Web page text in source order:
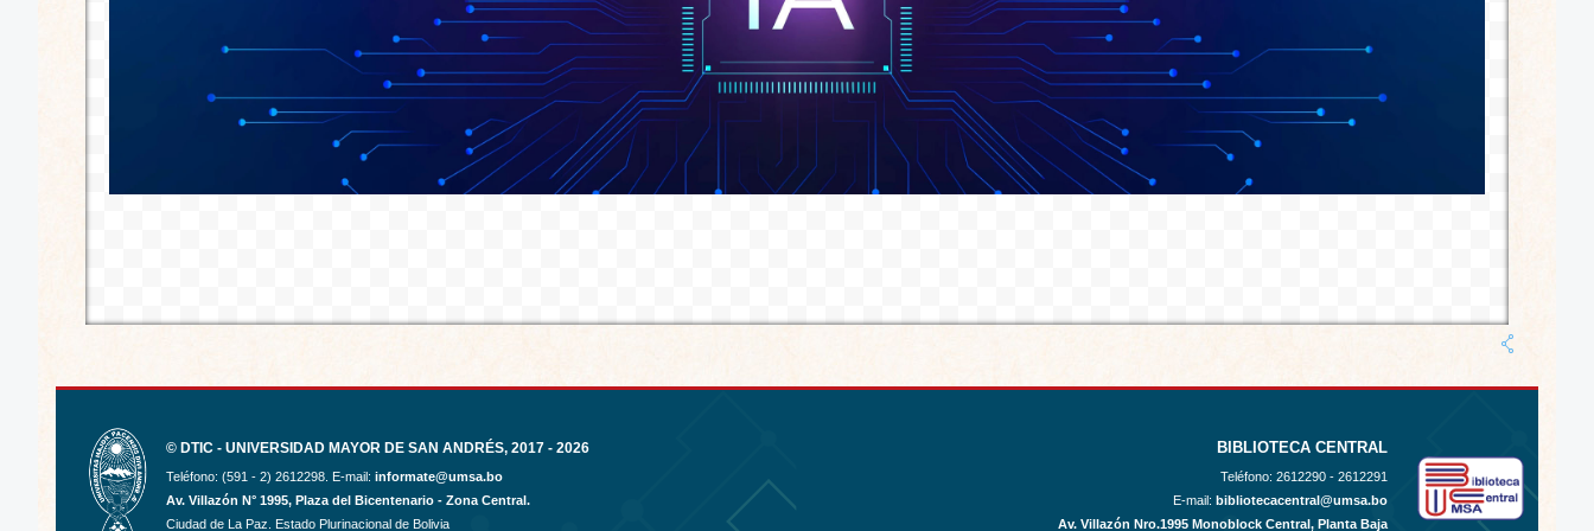
© DTIC - UNIVERSIDAD MAYOR DE SAN ANDRÉS, 2017 - 2026
Teléfono: (591 - 2) 2612298. E-mail: informate@umsa.bo
Av. Villazón N° 1995, Plaza del Bicentenario - Zona Central.
Ciudad de La Paz. Estado Plurinacional de Bolivia
BIBLIOTECA CENTRAL
Teléfono: 2612290 - 2612291
E-mail: bibliotecacentral@umsa.bo
Av. Villazón Nro.1995 Monoblock Central, Planta Baja